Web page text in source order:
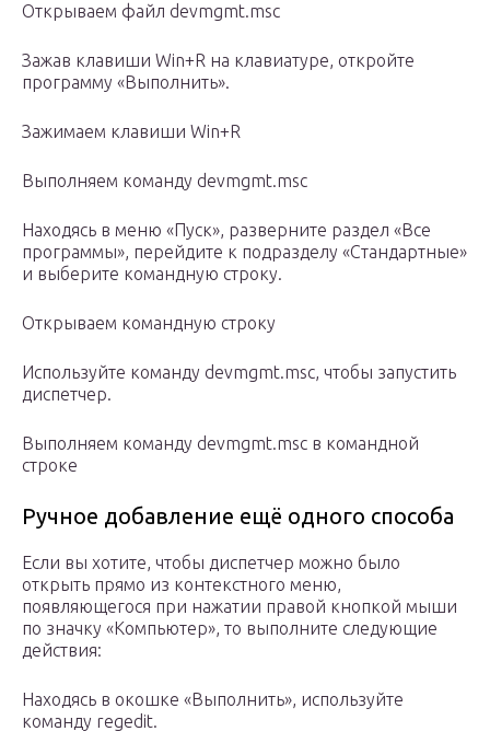
Открываем файл devmgmt.msc
Зажав клавиши Win+R на клавиатуре, откройте
программу «Выполнить».
Зажимаем клавиши Win+R
Выполняем команду devmgmt.msc
Находясь в меню «Пуск», разверните раздел «Все
программы», перейдите к подразделу «Стандартные»
и выберите командную строку.
Открываем командную строку
Используйте команду devmgmt.msc, чтобы запустить
диспетчер.
Выполняем команду devmgmt.msc в командной
строке
Ручное добавление ещё одного способа
Если вы хотите, чтобы диспетчер можно было
открыть прямо из контекстного меню,
появляющегося при нажатии правой кнопкой мыши
по значку «Компьютер», то выполните следующие
действия:
Находясь в окошке «Выполнить», используйте
команду regedit.